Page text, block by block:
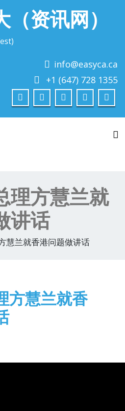
资讯网）
info@easyca.ca
+1 (647) 728 1355
理方慧兰就
讲话
慧兰就香港问题做讲话
方慧兰就香